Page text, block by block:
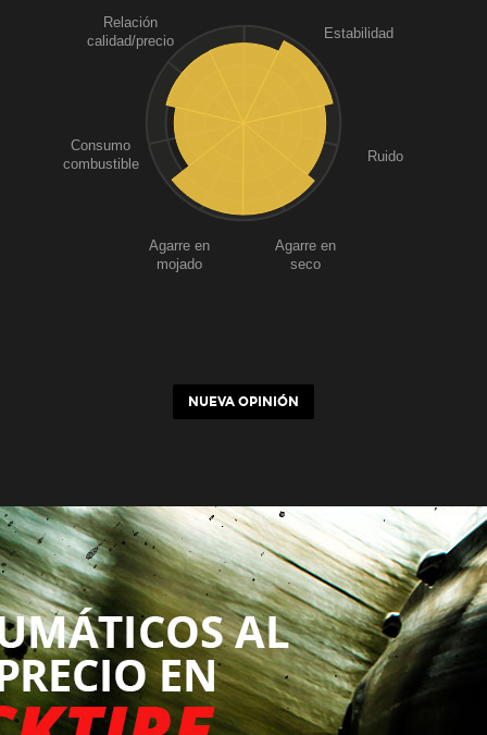
Estabilidad
Ruido
Agarre en
seco
Agarre en
mojado
Consumo
combustible
Relación
calidad/precio
NUEVA OPINIÓN